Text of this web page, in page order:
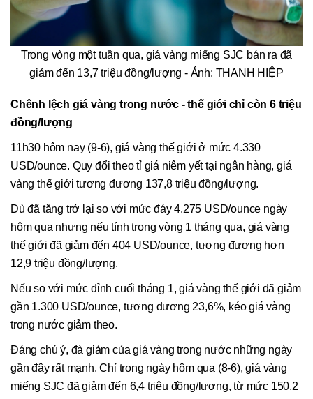
Trong vòng một tuần qua, giá vàng miếng SJC bán ra đã
giảm đến 13,7 triệu đồng/lượng - Ảnh: THANH HIỆP
Chênh lệch giá vàng trong nước - thế giới chỉ còn 6 triệu
đồng/lượng
11h30 hôm nay (9-6), giá vàng thế giới ở mức 4.330
USD/ounce. Quy đổi theo tỉ giá niêm yết tại ngân hàng, giá
vàng thế giới tương đương 137,8 triệu đồng/lượng.
Dù đã tăng trở lại so với mức đáy 4.275 USD/ounce ngày
hôm qua nhưng nếu tính trong vòng 1 tháng qua, giá vàng
thế giới đã giảm đến 404 USD/ounce, tương đương hơn
12,9 triệu đồng/lượng.
Nếu so với mức đỉnh cuối tháng 1, giá vàng thế giới đã giảm
gần 1.300 USD/ounce, tương đương 23,6%, kéo giá vàng
trong nước giảm theo.
Đáng chú ý, đà giảm của giá vàng trong nước những ngày
gần đây rất mạnh. Chỉ trong ngày hôm qua (8-6), giá vàng
miếng SJC đã giảm đến 6,4 triệu đồng/lượng, từ mức 150,2